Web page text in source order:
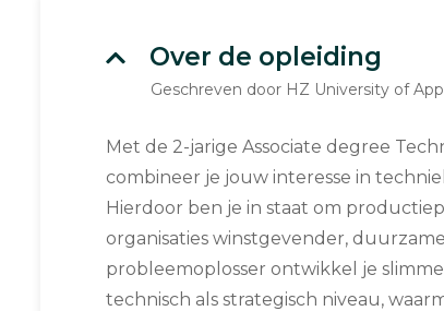
Over de opleiding
Geschreven door HZ University of
Met de 2-jarige Associate degree
combineer je jouw interesse in
Hierdoor ben je in staat om
organisaties winstgevender,
probleemoplosser ontwikkel je
technisch als strategisch niveau,